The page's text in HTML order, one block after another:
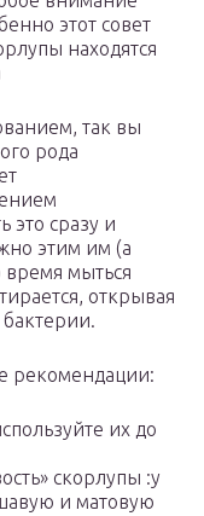
этот совет
находятся
так вы
рода
это сразу и
этим им (а
время мыться
открывая
рекомендации:
их до
скорлупы :у
и матовую